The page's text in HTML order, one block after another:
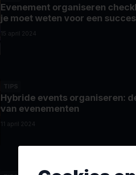
Evenement organiseren
je moet weten voor een
15 april 2024
TIPS
Hybride events organiseren:
van evenementen
11 april 2024